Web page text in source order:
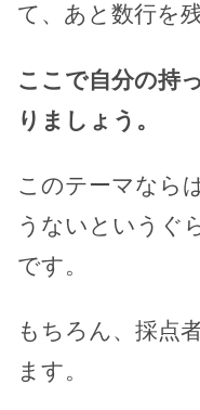
て、あと数行を
ここで自分の持
りましょう。
このテーマなら
うないというぐ
です。
もちろん、採点
ます。